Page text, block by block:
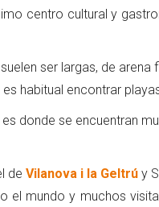
centro cultural y
suelen ser largas, de
es habitual encontrar
donde se encuentran
deVilanova i la Geltrúy
el mundo y muchos